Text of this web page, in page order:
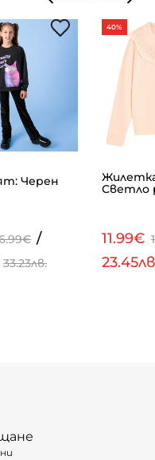
Черен
/
33.23лв.
40%
Светло
11.99€